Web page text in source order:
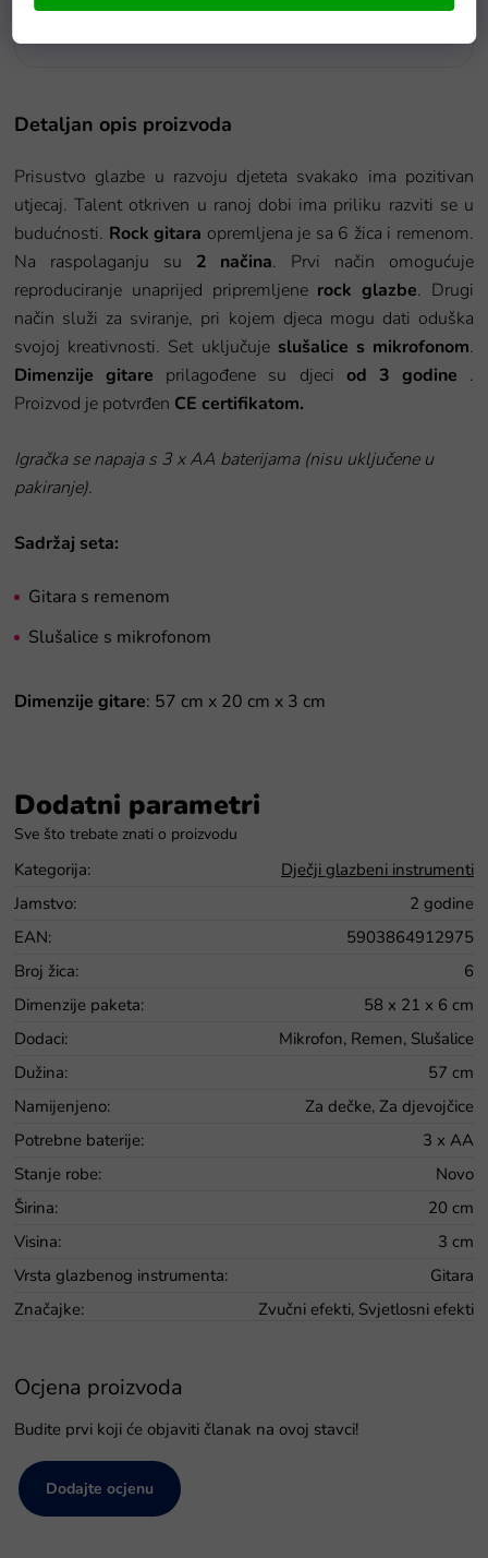
Detaljan opis proizvoda
Prisustvo glazbe u razvoju djeteta svakako ima pozitivan
utjecaj. Talent otkriven u ranoj dobi ima priliku razviti se u
budućnosti. Rock gitara opremljena je sa 6 žica i remenom.
Na raspolaganju su 2 načina. Prvi način omogućuje
reproduciranje unaprijed pripremljene rock glazbe. Drugi
način služi za sviranje, pri kojem djeca mogu dati oduška
svojoj kreativnosti. Set uključuje slušalice s mikrofonom.
Dimenzije gitare prilagođene su djeci od 3 godine .
Proizvod je potvrđen CE certifikatom.
Igračka se napaja s 3 x AA baterijama (nisu uključene u
pakiranje).
Sadržaj seta:
Gitara s remenom
Slušalice s mikrofonom
Dimenzije gitare: 57 cm x 20 cm x 3 cm
Dodatni parametri
Kategorija:
Dječji glazbeni instrumenti
Jamstvo:
2 godine
EAN:
5903864912975
Broj žica:
6
Dimenzije paketa:
58 x 21 x 6 cm
Dodaci:
Mikrofon, Remen, Slušalice
Dužina:
57 cm
Namijenjeno:
Za dečke, Za djevojčice
Potrebne baterije:
3 x AA
Stanje robe:
Novo
Širina:
20 cm
Visina:
3 cm
Vrsta glazbenog instrumenta:
Gitara
Značajke: Zvučni efekti, Svjetlosni efekti
Ocjena proizvoda
Budite prvi koji će objaviti članak na ovoj stavci!
Dodajte ocjenu